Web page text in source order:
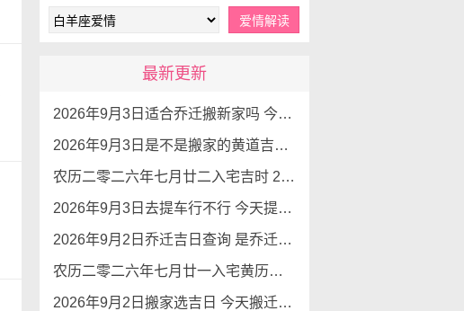
最新更新
2026年9月3日适合乔迁搬新家吗 今天搬家好不好
2026年9月3日是不是搬家的黄道吉日 是良辰吉日吗
农历二零二六年七月廿二入宅吉时 2026年9月3日这天适合入宅新居吗
2026年9月3日去提车行不行 今天提车怎么样
2026年9月2日乔迁吉日查询 是乔迁新居的好日子吗
农历二零二六年七月廿一入宅黄历查询 2026年9月2日今天可以入宅新居吗
2026年9月2日搬家选吉日 今天搬迁好不好